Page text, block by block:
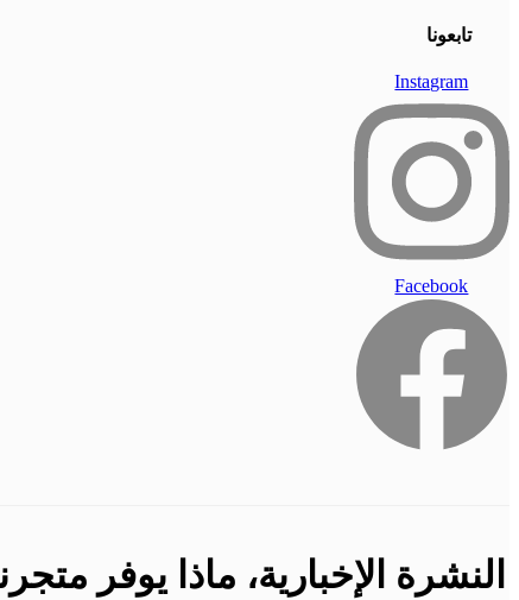
تابعونا
Instagram
Facebook
النشرة الإخبارية، ماذا يوفر